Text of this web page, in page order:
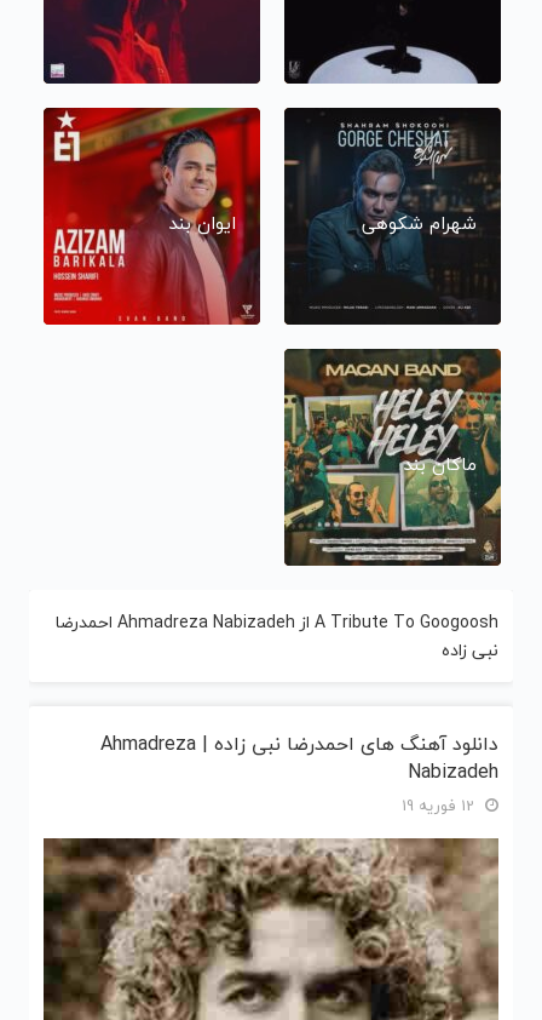
شهرام شکوهی ایوان بند
ماکان بند
A Tribute To Googoosh از Ahmadreza Nabizadeh احمدرضا
نبی زاده
دانلود آهنگ های احمدرضا نبی زاده | Ahmadreza
Nabizadeh